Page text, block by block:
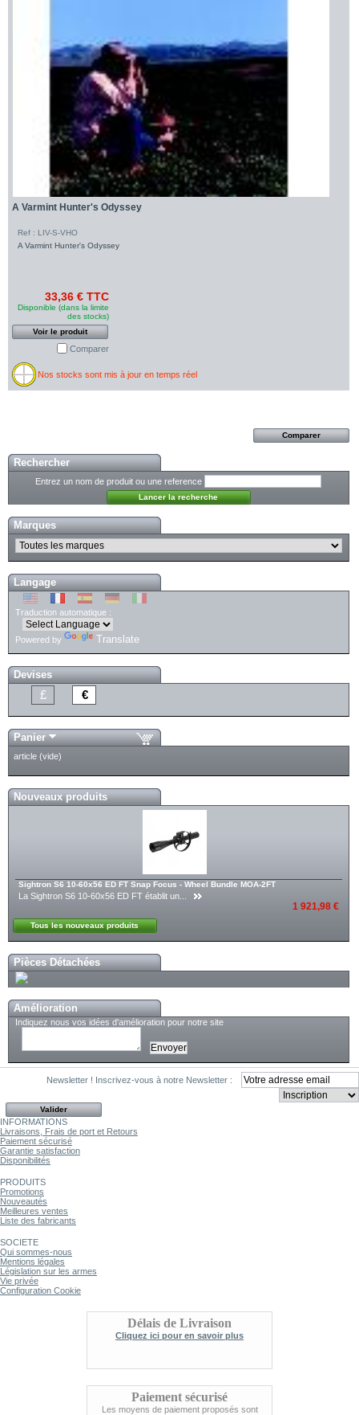
A Varmint Hunter's Odyssey
Ref : LIV-S-VHO
A Varmint Hunter's Odyssey
33,36 € TTC
Disponible (dans la limite
des stocks)
Voir le produit
Comparer
Nos stocks sont mis à jour en temps réel
Rechercher
Entrez un nom de produit ou une reference
Marques
Langage
Traduction automatique :
Powered by Translate
Devises
£ €
Panier
article (vide)
Nouveaux produits
Sightron S6 10-60x56 ED FT Snap Focus - Wheel Bundle MOA-2FT
La Sightron S6 10-60x56 ED FT établit un...
1 921,98 €
Tous les nouveaux produits
Pièces Détachées
Amélioration
Indiquez nous vos idées d'amélioration pour notre site
Newsletter ! Inscrivez-vous à notre Newsletter :
INFORMATIONS
Livraisons, Frais de port et Retours
Paiement sécurisé
Garantie satisfaction
Disponibilités
PRODUITS
Promotions
Nouveautés
Meilleures ventes
Liste des fabricants
SOCIETE
Qui sommes-nous
Mentions légales
Législation sur les armes
Vie privée
Configuration Cookie
Délais de Livraison
Cliquez ici pour en savoir plus
Paiement sécurisé
Les moyens de paiement proposés sont